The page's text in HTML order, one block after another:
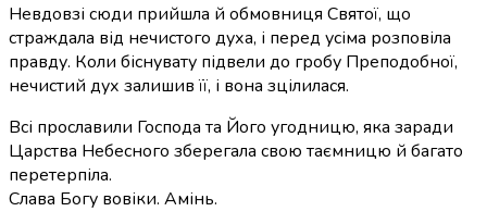
Невдовзі сюди прийшла й обмовниця Святої, що
страждала від нечистого духа, і перед усіма розповіла
правду. Коли біснувату підвели до гробу Преподобної,
нечистий дух залишив її, і вона зцілилася.
Всі прославили Господа та Його угодницю, яка заради
Царства Небесного зберегала свою таємницю й багато
перетерпіла.
Слава Богу вовіки. Амінь.